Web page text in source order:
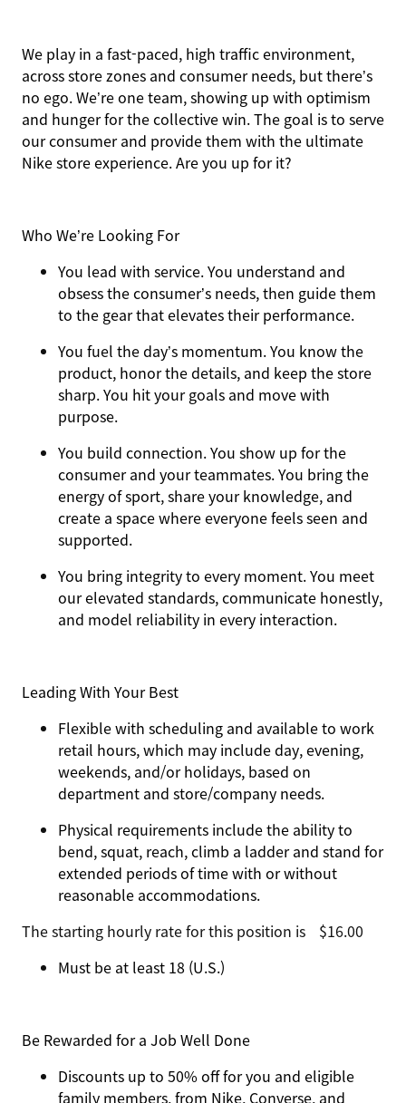
We play in a fast-paced, high traffic environment,
across store zones and consumer needs, but there’s
no ego. We’re one team, showing up with optimism
and hunger for the collective win. The goal is to serve
our consumer and provide them with the ultimate
Nike store experience. Are you up for it?
Who We’re Looking For
You lead with service.You understand and
obsess the consumer’s needs, then guide them
to the gear that elevates their performance.
You fuel the day’s momentum. You know the
product, honor the details, and keep the store
sharp. You hit your goals and move with
purpose.
You build connection. You show up for the
consumer and your teammates. You bring the
energy of sport, share your knowledge, and
create a space where everyone feels seen and
supported.
You bring integrityto every moment. You meet
our elevated standards, communicate honestly,
and model reliability in every interaction.
Leading With Your Best
Flexible with scheduling and available to work
retail hours, which may include day, evening,
weekends, and/or holidays, based on
department and store/company needs.
Physical requirements include the ability to
bend, squat, reach, climb a ladder and stand for
extended periods of time with or without
reasonable accommodations.
The starting hourly rate for this position isㅤ$16.00
Must be at least 18 (U.S.)
Be Rewarded for a Job Well Done
Discounts up to 50% off for you and eligible
family members, from Nike, Converse, and